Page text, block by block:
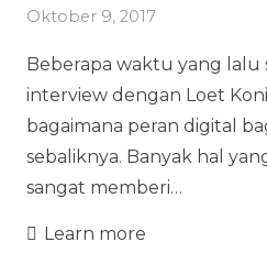
Oktober 9, 2017
Beberapa waktu yang lalu
interview dengan Loet
bagaimana peran digital
sebaliknya. Banyak hal
sangat memberi…
Learn more